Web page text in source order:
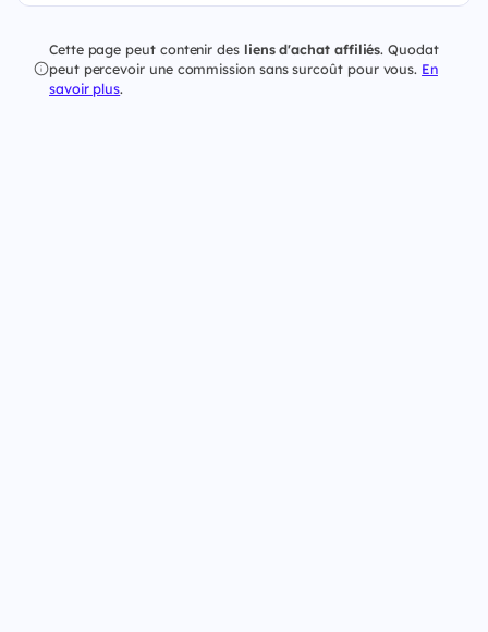
Cette page peut contenir des liens d'achat affiliés. Quodat
peut percevoir une commission sans surcoût pour vous. En
savoir plus.